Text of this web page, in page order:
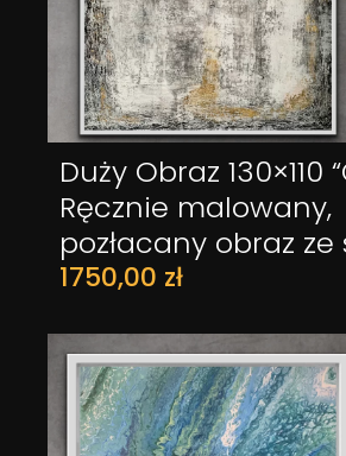
Duży Obraz 130×110
Ręcznie malowany,
pozłacany obraz
1750,00 zł